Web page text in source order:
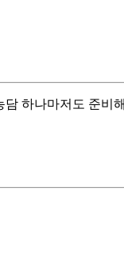
하나마저도 준